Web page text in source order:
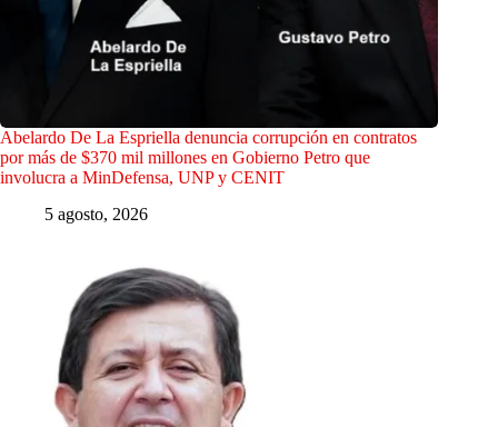
Abelardo De La Espriella denuncia corrupción en contratos
por más de $370 mil millones en Gobierno Petro que
involucra a MinDefensa, UNP y CENIT
5 agosto, 2026